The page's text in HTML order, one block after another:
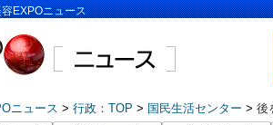
EXPOニュース
ニュース 行政：TOP 国民生活センター 後